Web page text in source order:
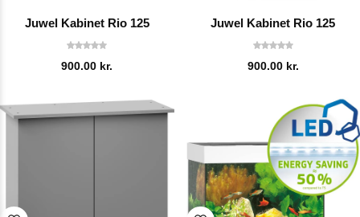
Juwel Kabinet Rio 125
900.00 kr.
Juwel Kabinet Rio 125
900.00 kr.